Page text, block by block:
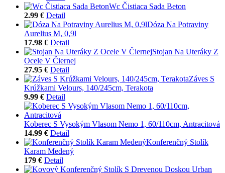
Wc Čistiaca Sada Beton
2.99 € Detail
Dóza Na Potraviny
Aurelius M, 0,9l
17.98 € Detail
Stojan Na Uteráky Z
Ocele V Čiernej
27.95 € Detail
Záves S
Krúžkami Velours, 140/245cm, Terakota
9.99 € Detail
Koberec S Vysokým Vlasom Nemo 1, 60/110cm, Antracitová
14.99 € Detail
Konferenčný Stolík
Karam Medený
179 € Detail